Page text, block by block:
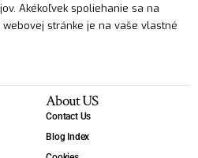
Akékoľvek spoliehanie sa na
stránke je na vaše vlastné
About US
Contact Us
Blog Index